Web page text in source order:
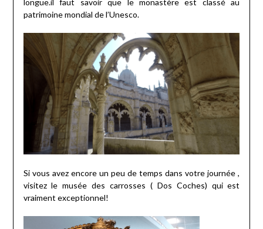
longue.il faut savoir que le monastère est classé au
patrimoine mondial de l’Unesco.
Si vous avez encore un peu de temps dans votre journée ,
visitez le musée des carrosses ( Dos Coches) qui est
vraiment exceptionnel!